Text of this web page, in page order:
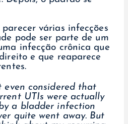
parecer várias infecções
pode ser parte de um
infecção crônica que
e que reaparece
even considered that
UTIs were actually
a bladder infection
quite went away. But